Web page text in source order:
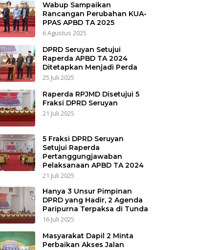
Wabup Sampaikan
Rancangan Perubahan KUA-
PPAS APBD TA 2025
6 Agustus 2025
DPRD Seruyan Setujui
Raperda APBD TA 2024
Ditetapkan Menjadi Perda
25 Juli 2025
Raperda RPJMD Disetujui 5
Fraksi DPRD Seruyan
21 Juli 2025
5 Fraksi DPRD Seruyan
Setujui Raperda
Pertanggungjawaban
Pelaksanaan APBD TA 2024
21 Juli 2025
Hanya 3 Unsur Pimpinan
DPRD yang Hadir, 2 Agenda
Paripurna Terpaksa di Tunda
16 Juli 2025
Masyarakat Dapil 2 Minta
Perbaikan Akses Jalan